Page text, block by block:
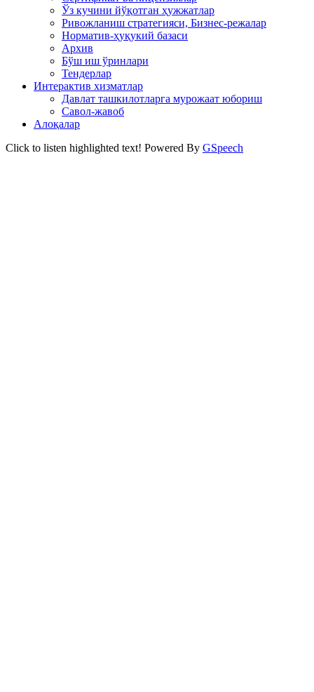
Ўз кучини йўқотган ҳужжатлар
Ривожланиш стратегияси, Бизнес-режалар
Норматив-ҳуқукий базаси
Архив
Бўш иш ўринлари
Тендерлар
Интерактив хизматлар
Давлат ташкилотларга мурожаат юбориш
Савол-жавоб
Алоқалар
Click to listen highlighted text! Powered By GSpeech